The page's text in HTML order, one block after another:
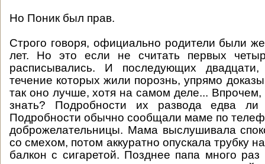
Но Поник был прав.
Строго говоря, официально родители были
лет. Но это если не считать первых
расписывались. И последующих
течение которых жили порознь, упрямо
так оно лучше, хотя на самом деле... Впрочем,
знать? Подробности их развода едва ли
Подробности обычно сообщали маме по
доброжелательницы. Мама выслушивала
со смехом, потом аккуратно опускала трубку
балкон с сигаретой. Позднее папа много